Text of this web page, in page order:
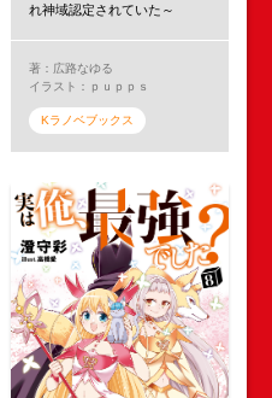
れ神域認定されていた～
著：広路なゆる
イラスト：ｐｕｐｐｓ
Kラノベブックス